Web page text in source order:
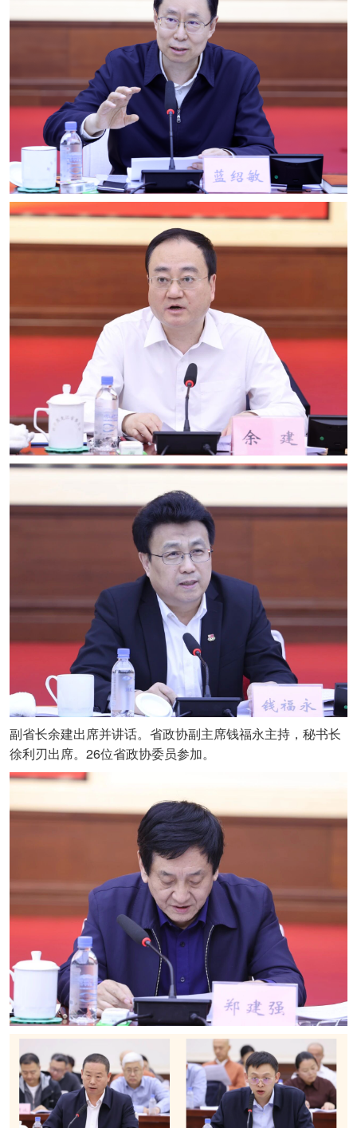
副省长余建出席并讲话。省政协副主席钱福永主持，秘书长
徐利刃出席。 26位省政协委员参加。